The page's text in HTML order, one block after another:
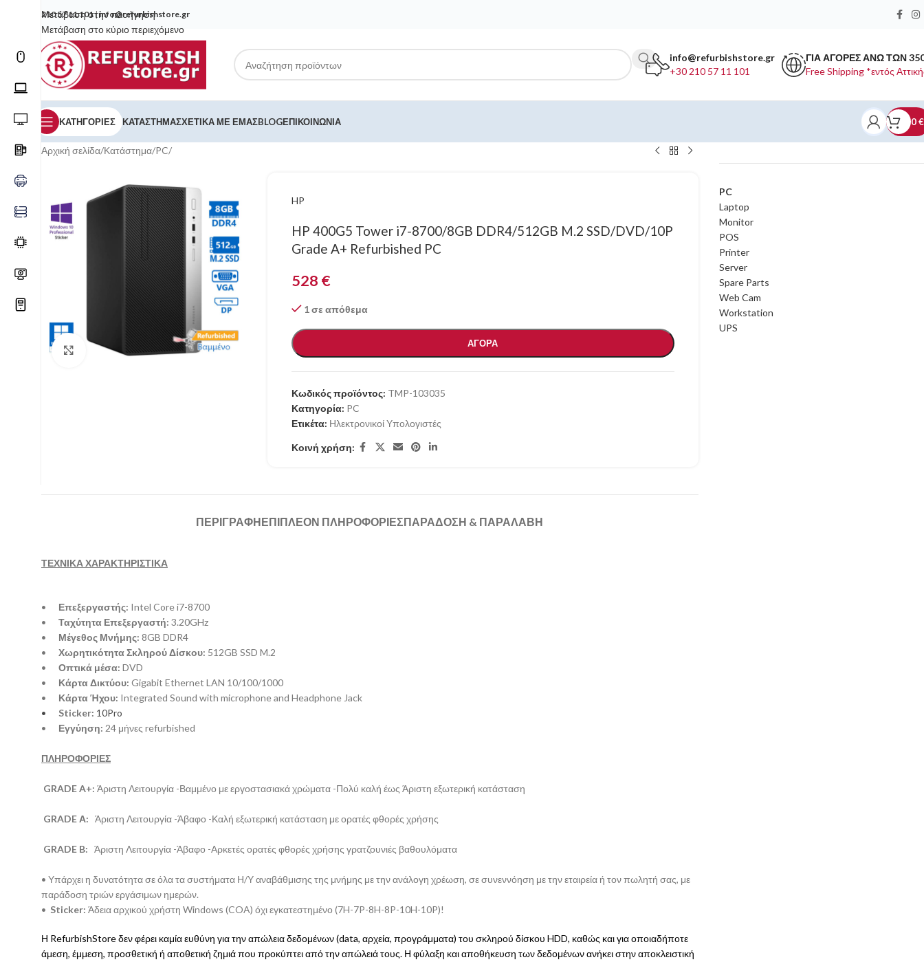
Μετάβαση στην πλοήγηση
Μετάβαση στο κύριο περιεχόμενο
Επικοινωνία
210 57 11 101|info@refurbishstore.gr
info@refurbishstore.gr
+30 210 57 11 101
ΓΙΑ ΑΓΟΡΕΣ ΑΝΩ ΤΩΝ
Free Shipping *εντός
ΚΑΤΗΓΟΡΙΕΣ ΚΑΤΆΣΤΗΜΑΣΧΕΤΙΚΆ ΜΕ ΕΜΆΣBLOGΕΠΙΚΟΙΝΩΝΊΑ 0€
Αρχική σελίδα/Κατάστημα/PC/
Κάντε κλικ για μεγέθυνση
HP
HP 400G5 Tower i7-8700/8GB DDR4/512GB M.2 SSD/DVD/10P
Grade A+ Refurbished PC
528 €
1 σε απόθεμα
ΑΓΟΡΑ
Κωδικός προϊόντος: TMP-103035
Κατηγορία: PC
Ετικέτα: Ηλεκτρονικοί Υπολογιστές
Κοινή χρήση:
ΠΕΡΙΓΡΑΦΉΕΠΙΠΛΈΟΝ ΠΛΗΡΟΦΟΡΊΕΣΠΑΡΑΔΟΣΗ & ΠΑΡΑΛΑΒΗ
ΤΕΧΝΙΚΑ ΧΑΡΑΚΤΗΡΙΣΤΙΚΑ
• Επεξεργαστής: Intel Core i7-8700
• Ταχύτητα Επεξεργαστή: 3.20GHz
• Μέγεθος Μνήμης: 8GB DDR4
• Χωρητικότητα Σκληρού Δίσκου: 512GB SSD M.2
• Οπτικά μέσα: DVD
• Κάρτα Δικτύου: Gigabit Ethernet LAN 10/100/1000
• Κάρτα Ήχου: Integrated Sound with microphone and Headphone Jack
• Sticker: 10Pro
• Εγγύηση: 24 μήνες refurbished
ΠΛΗΡΟΦΟΡΙΕΣ
GRADE A+: Άριστη Λειτουργία -Βαμμένο με εργοστασιακά χρώματα -Πολύ καλή έως Άριστη εξωτερική κατάσταση
GRADE Α: Άριστη Λειτουργία -Άβαφο -Καλή εξωτερική κατάσταση με ορατές φθορές χρήσης
GRADE B: Άριστη Λειτουργία -Άβαφο -Αρκετές ορατές φθορές χρήσης γρατζουνιές βαθουλόματα
• Υπάρχει η δυνατότητα σε όλα τα συστήματα Η/Υ αναβάθμισης της μνήμης με την ανάλογη χρέωση, σε συνεννόηση με την εταιρεία ή τον πωλητή σας, με
παράδοση τριών εργάσιμων ημερών.
• Sticker: Άδεια αρχικού χρήστη Windows (COA) όχι εγκατεστημένο (7H-7P-8H-8P-10H-10P)!
Η RefurbishStore δεν φέρει καμία ευθύνη για την απώλεια δεδομένων (data, αρχεία, προγράμματα) του σκληρού δίσκου HDD, καθώς και για οποιαδήποτε
άμεση, έμμεση, προσθετική ή αποθετική ζημιά που προκύπτει από την απώλειά τους. Η φύλαξη και αποθήκευση των δεδομένων ανήκει στην αποκλειστική
PC
Laptop
Monitor
POS
Printer
Server
Spare Parts
Web Cam
Workstation
UPS